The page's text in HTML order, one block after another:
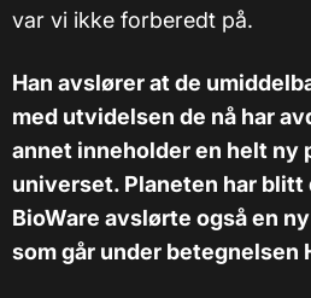
var vi ikke forberedt på.
Han avslører at de
med utvidelsen de nå har
annet inneholder en helt ny
universet. Planeten har blitt
BioWare avslørte også en
som går under betegnelsen